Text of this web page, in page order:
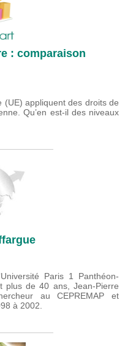
: comparaison
(UE) appliquent des droits de
Qu’en est-il des niveaux
Paris 1 Panthéon-
plus de 40 ans, Jean-Pierre
au CEPREMAP et
à 2002.